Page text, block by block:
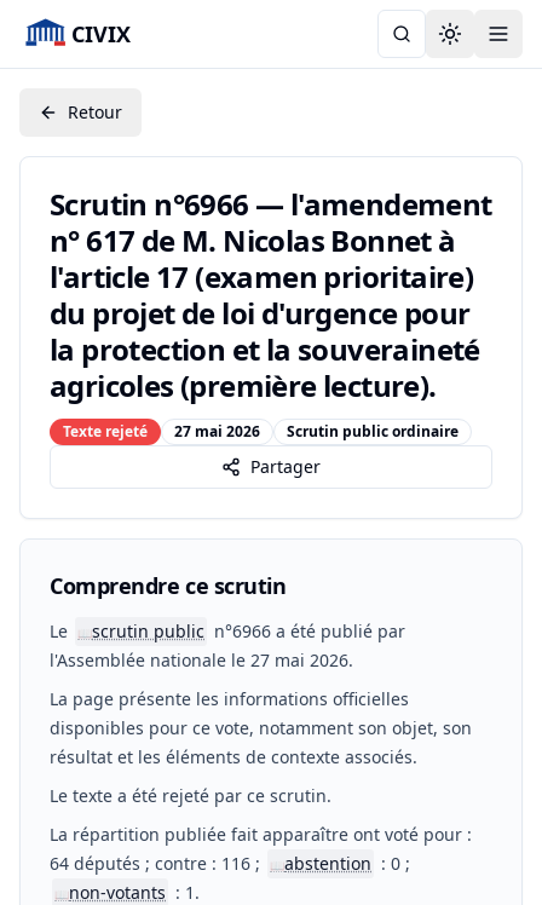
CIVIX Toggle
Retour
Scrutin n°6966 — l'amendement
n° 617 de M. Nicolas Bonnet à
l'article 17 (examen prioritaire)
du projet de loi d'urgence pour
la protection et la souveraineté
agricoles (première lecture).
Texte rejeté 27 mai 2026 Scrutin public ordinaire
Partager
Comprendre ce scrutin
Le 📖scrutin public n°6966 a été publié par
l'Assemblée nationale le 27 mai 2026.
La page présente les informations officielles
disponibles pour ce vote, notamment son objet, son
résultat et les éléments de contexte associés.
Le texte a été rejeté par ce scrutin.
La répartition publiée fait apparaître ont voté pour :
64 députés ; contre : 116 ;
📖abstention : 0 ;
📖non-votants : 1.